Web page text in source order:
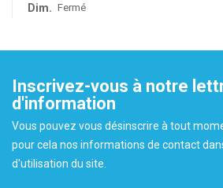
Dim. Fermé
Inscrivez-vous à notre
d'information
Vous pouvez vous désinscrire à tout
pour cela nos informations de contact
d'utilisation du site.